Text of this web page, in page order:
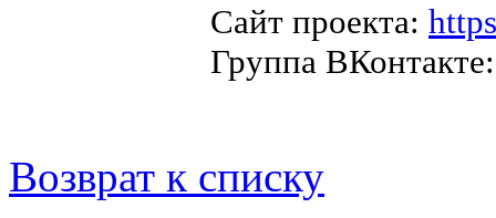
Сайт проекта:
Группа
Возврат к списку